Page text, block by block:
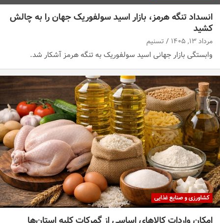
انسداد تنگه هرمز، بازار اسید سولفوریک جهان را به چالش
کشید
مرداد ۱۳, ۱۴۰۵ تسنیم
وابستگی بازار جهانی اسید سولفوریک به تنگه هرمز آشکار شد.
کشاورزی و صنایع غذایی